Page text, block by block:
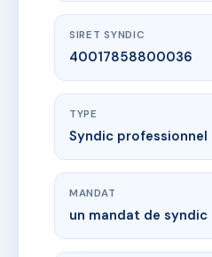
SIRET SYNDIC
40017858800036
TYPE
Syndic professionnel
MANDAT
un mandat de syndic